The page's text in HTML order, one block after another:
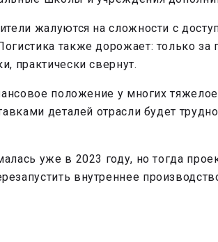
жалуются на сложности с
также дорожает: только за
практически свернут.
положение у многих
деталей отрасли будет
уже в 2023 году, но тогда
внутреннее